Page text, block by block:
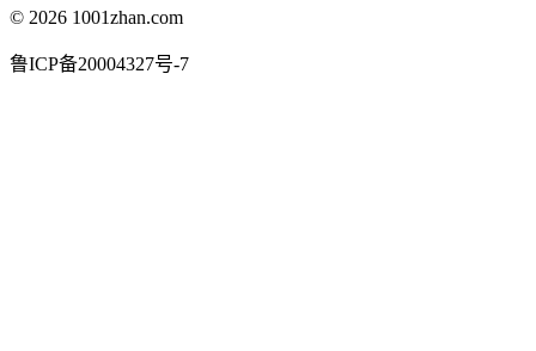
© 2026 1001zhan.com
鲁ICP备20004327号-7